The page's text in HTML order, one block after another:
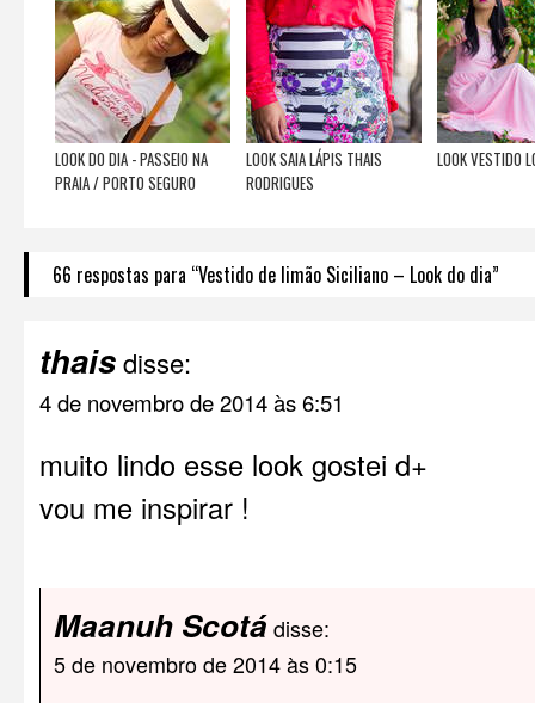
LOOK DO DIA - PASSEIO NA
PRAIA / PORTO SEGURO
LOOK SAIA LÁPIS THAIS
RODRIGUES
LOOK VESTIDO
66 respostas para “Vestido de limão Siciliano – Look do dia”
thaisdisse:
4 de novembro de 2014 às 6:51
muito lindo esse look gostei d+
vou me inspirar !
Maanuh Scotádisse:
5 de novembro de 2014 às 0:15